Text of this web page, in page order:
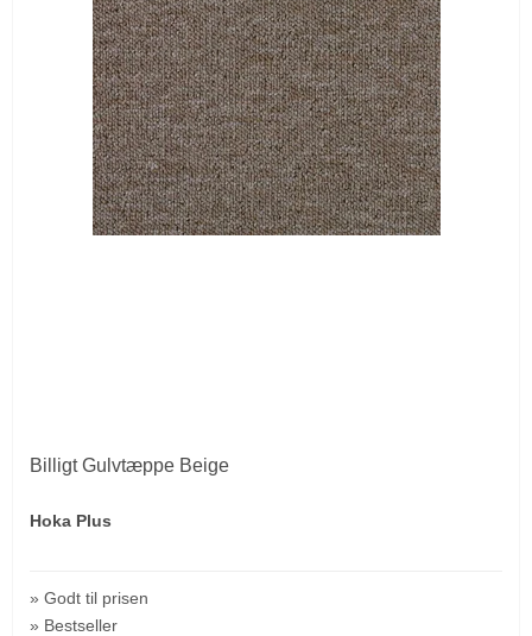
Billigt Gulvtæppe Beige
Hoka Plus
» Godt til prisen
» Bestseller